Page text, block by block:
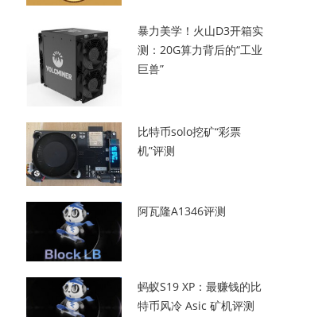
暴力美学！火山D3开箱实
测：20G算力背后的“工业
巨兽”
比特币solo挖矿“彩票
机”评测
阿瓦隆A1346评测
蚂蚁S19 XP：最赚钱的比
特币风冷 Asic 矿机评测